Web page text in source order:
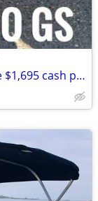
1998 Sea Doo GS jet ski 720 CC 2-stroke $1,695 cash price plus taxes and fees